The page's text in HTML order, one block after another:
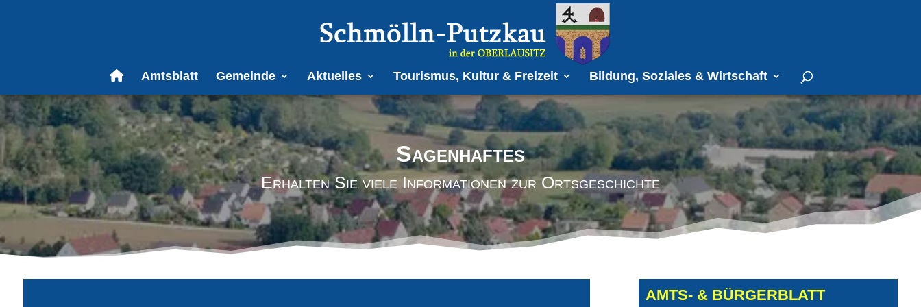
Amtsblatt Gemeinde Aktuelles Tourismus, Kultur & Freizeit Bildung, Soziales & Wirtschaft
Sagenhaftes
Erhalten Sie viele Informationen zur Ortsgeschichte
AMTS- & BÜRGERBLATT